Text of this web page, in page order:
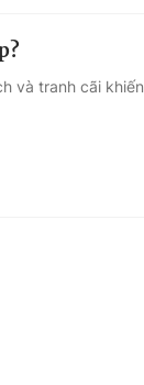
và tranh cãi khiến